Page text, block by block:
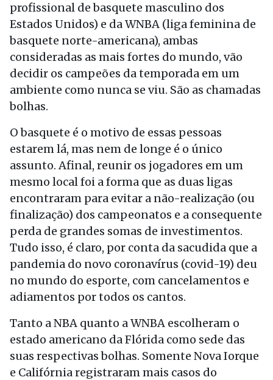
profissional de basquete masculino dos
Estados Unidos) e da WNBA (liga feminina de
basquete norte-americana), ambas
consideradas as mais fortes do mundo, vão
decidir os campeões da temporada em um
ambiente como nunca se viu. São as chamadas
bolhas.
O basquete é o motivo de essas pessoas
estarem lá, mas nem de longe é o único
assunto. Afinal, reunir os jogadores em um
mesmo local foi a forma que as duas ligas
encontraram para evitar a não-realização (ou
finalização) dos campeonatos e a consequente
perda de grandes somas de investimentos.
Tudo isso, é claro, por conta da sacudida que a
pandemia do novo coronavírus (covid-19) deu
no mundo do esporte, com cancelamentos e
adiamentos por todos os cantos.
Tanto a NBA quanto a WNBA escolheram o
estado americano da Flórida como sede das
suas respectivas bolhas. Somente Nova Iorque
e Califórnia registraram mais casos do